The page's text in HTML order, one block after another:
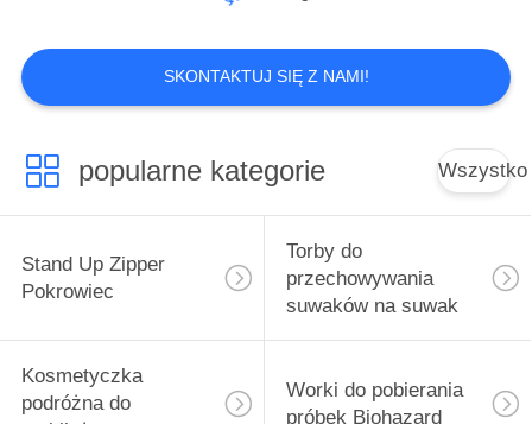
SKONTAKTUJ SIĘ Z NAMI!
popularne kategorie Wszystko
Stand Up Zipper
Pokrowiec
Torby do
przechowywania
suwaków na suwak
Kosmetyczka
podróżna do
Worki do pobierania
próbek Biohazard